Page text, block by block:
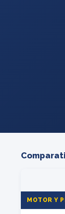
MOTOR Y